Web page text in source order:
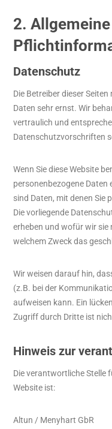
2.
Datenschutz
Die Betreiber dieser
Daten sehr ernst. Wir
vertraulich und
Datenschutzvorschriften
Wenn Sie diese Website
personenbezogene Daten
sind Daten, mit denen Sie
Die vorliegende
erheben und wofür wir sie
welchem Zweck das
Wir weisen darauf hin,
(z.B. bei der
aufweisen kann. Ein
Zugriff durch Dritte ist
Hinweis zur
Die verantwortliche Stelle
Website ist:
Altun / Menyhart GbR